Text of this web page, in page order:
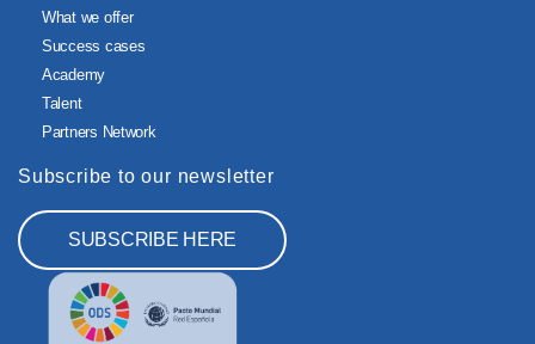
What we offer
Success cases
Academy
Talent
Partners Network
Subscribe to our newsletter
SUBSCRIBE HERE